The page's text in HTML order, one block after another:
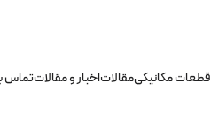
قطعات مکانیکیمقالاتاخبار و مقالاتتماس